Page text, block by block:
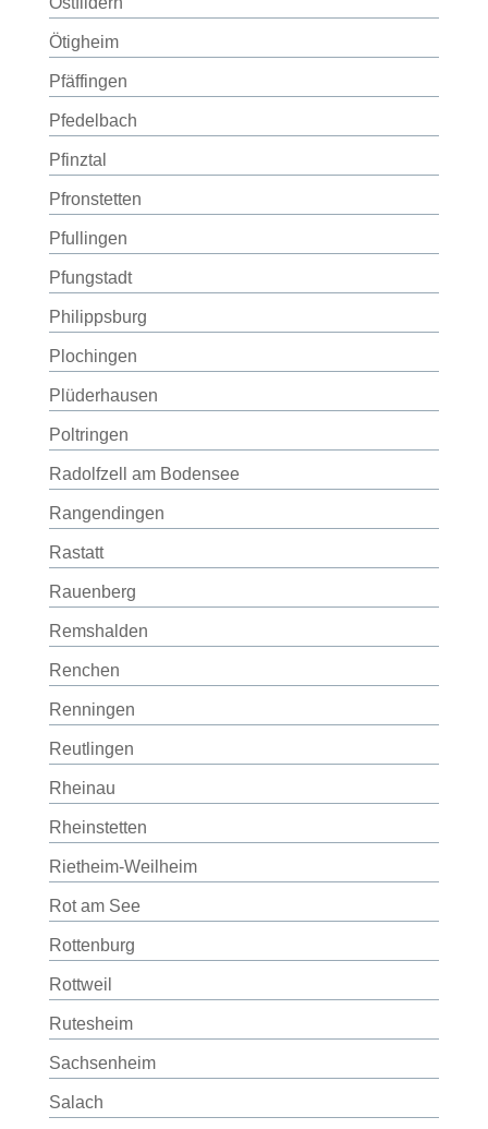
Ötigheim
Pfäffingen
Pfedelbach
Pfinztal
Pfronstetten
Pfullingen
Pfungstadt
Philippsburg
Plochingen
Plüderhausen
Poltringen
Radolfzell am Bodensee
Rangendingen
Rastatt
Rauenberg
Remshalden
Renchen
Renningen
Reutlingen
Rheinau
Rheinstetten
Rietheim-Weilheim
Rot am See
Rottenburg
Rottweil
Rutesheim
Sachsenheim
Salach